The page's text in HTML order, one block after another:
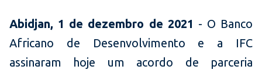
Abidjan, 1 de dezembro de 2021 - O Banco
Africano de Desenvolvimento e a IFC
assinaram hoje um acordo de parceria